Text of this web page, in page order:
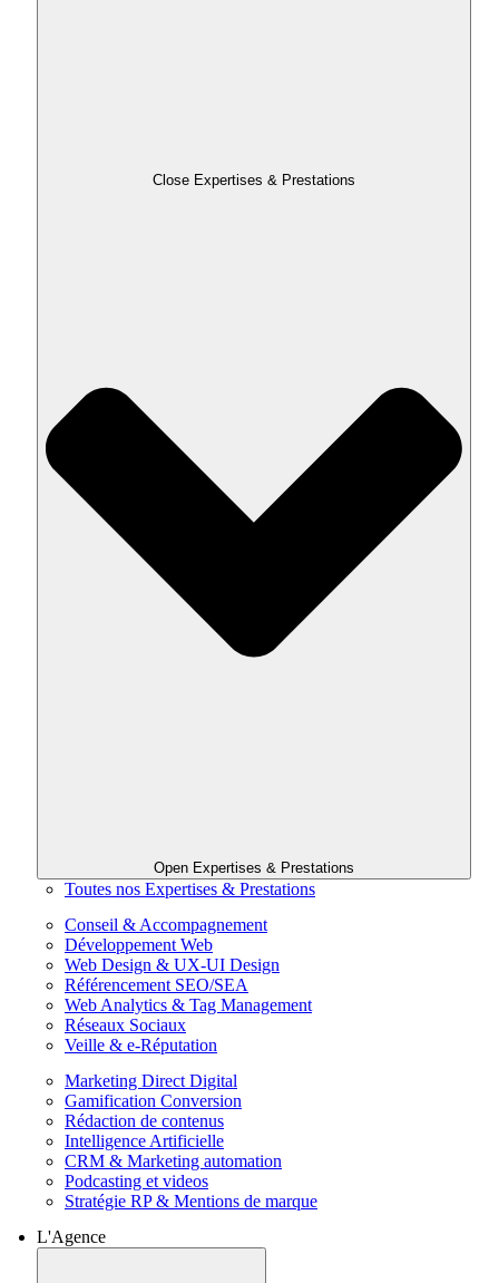
Close Expertises & Prestations
Open Expertises & Prestations
Toutes nos Expertises & Prestations
Conseil & Accompagnement
Développement Web
Web Design & UX-UI Design
Référencement SEO/SEA
Web Analytics & Tag Management
Réseaux Sociaux
Veille & e-Réputation
Marketing Direct Digital
Gamification Conversion
Rédaction de contenus
Intelligence Artificielle
CRM & Marketing automation
Podcasting et videos
Stratégie RP & Mentions de marque
L'Agence